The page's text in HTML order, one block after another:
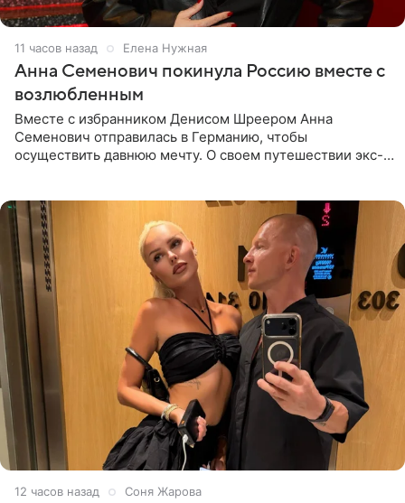
11 часов назад Елена Нужная
Анна Семенович покинула Россию вместе с
возлюбленным
Вместе с избранником Денисом Шреером Анна
Семенович отправилась в Германию, чтобы
осуществить давнюю мечту. О своем путешествии экс-
12 часов назад Соня Жарова